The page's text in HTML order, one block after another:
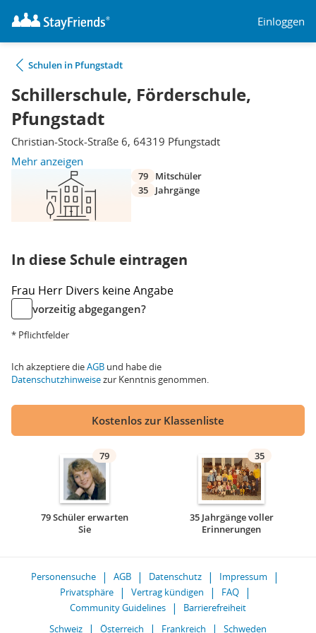
Einloggen
Schulen in Pfungstadt
Schillerschule, Förderschule,
Pfungstadt
Christian-Stock-Straße 6, 64319 Pfungstadt
Mehr anzeigen
79
Mitschüler
35
Jahrgänge
In diese Schule eintragen
Frau Herr Divers keine Angabe
vorzeitig abgegangen?
* Pflichtfelder
Ich akzeptiere dieAGB und habe die
Datenschutzhinweisezur Kenntnis genommen.
Kostenlos zur Klassenliste
79
79 Schüler erwarten
Sie
35
35 Jahrgänge voller
Erinnerungen
Personensuche AGB Datenschutz
Impressum
Privatsphäre
Vertrag kündigen
FAQ
Community Guidelines
Barrierefreiheit
Schweiz
Österreich Frankreich Schweden